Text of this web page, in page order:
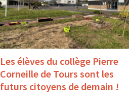
Les élèves du collège Pierre
Corneille de Tours sont les
futurs citoyens de demain !